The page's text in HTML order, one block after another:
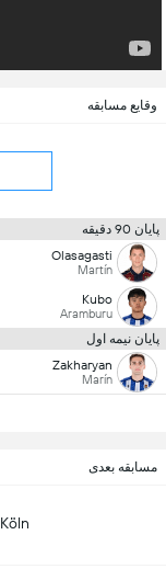
وقایع مسابقه
پایان 90 دقیقه
Olasagasti
Martín
Kubo
Aramburu
پایان نیمه اول
Zakharyan
Marín
مسابقه بعدی
Köln